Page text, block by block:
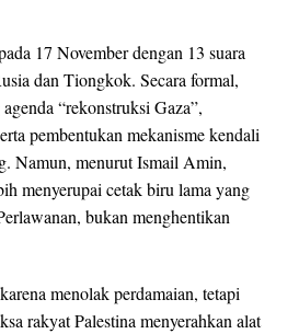
17 November dengan 13 suara
dan Tiongkok. Secara formal,
“rekonstruksi Gaza”,
pembentukan mekanisme kendali
Namun, menurut Ismail Amin,
menyerupai cetak biru lama yang
bukan menghentikan
menolak perdamaian, tetapi
rakyat Palestina menyerahkan alat